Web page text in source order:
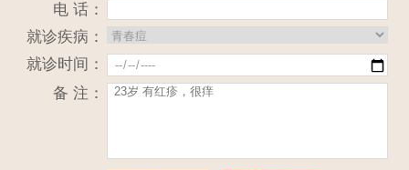
电 话：
就诊疾病：
就诊时间：
备 注：